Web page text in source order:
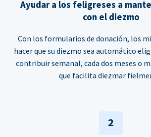
Ayudar a los feligreses a
con el diezmo
Con los formularios de donación, los
hacer que su diezmo sea automático
contribuir semanal, cada dos meses o
que facilita diezmar
2